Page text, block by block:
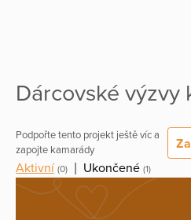
Dárcovské výzvy
Podpořte tento projekt ještě víc a
zapojte kamarády
Aktivní (0) Ukončené (1)